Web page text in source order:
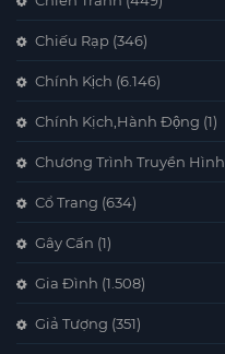
Chiếu Rạp (346)
Chính Kịch (6.146)
Chính Kịch,Hành Động (1)
Chương Trình Truyền Hình
Cổ Trang (634)
Gây Cấn (1)
Gia Đình (1.508)
Giả Tượng (351)